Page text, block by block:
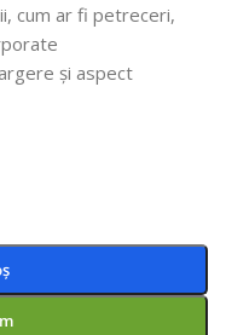
cum ar fi petreceri,
și aspect